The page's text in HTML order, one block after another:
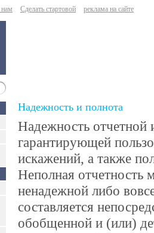
нам Сделать стартовой реклама на сайте
Надежность и полнота
Надежность отчетной
гарантирующей
искажений, а также
Неполная
ненадежной либо
составляется
обобщенной и (или)